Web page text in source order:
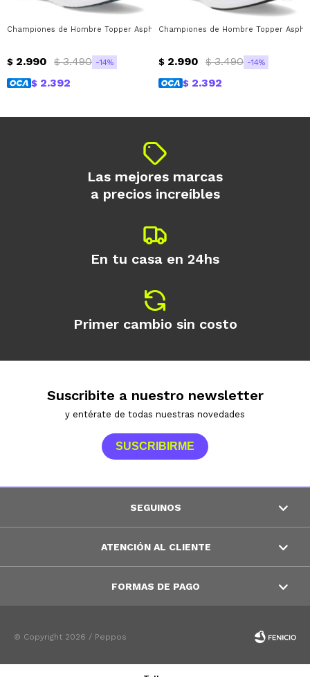
Championes de Hombre Topper Asphalt Topper - Azul Petroleo - Azul
$ 2.990 $ 3.490 14
$ 2.392
Championes de Hombre Topper
$ 2.990 $ 3.490 14
$ 2.392
Las mejores marcas
a precios increíbles
En tu casa en 24hs
Primer cambio sin costo
Suscribite a nuestro newsletter
y entérate de todas nuestras novedades
SUSCRIBIRME
SEGUINOS
ATENCIÓN AL CLIENTE
FORMAS DE PAGO
© Copyright 2026 / Peppos